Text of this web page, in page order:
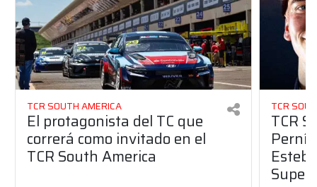
TCR SOUTH AMERICA
El protagonista del TC que
correrá como invitado en el
TCR South America
TCR
TCR
Super